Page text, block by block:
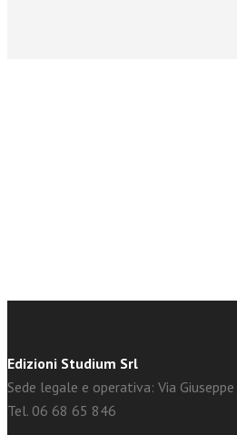
Edizioni Studium Srl
Sede legale e operativa: Via
Tel. 06 68 65 846